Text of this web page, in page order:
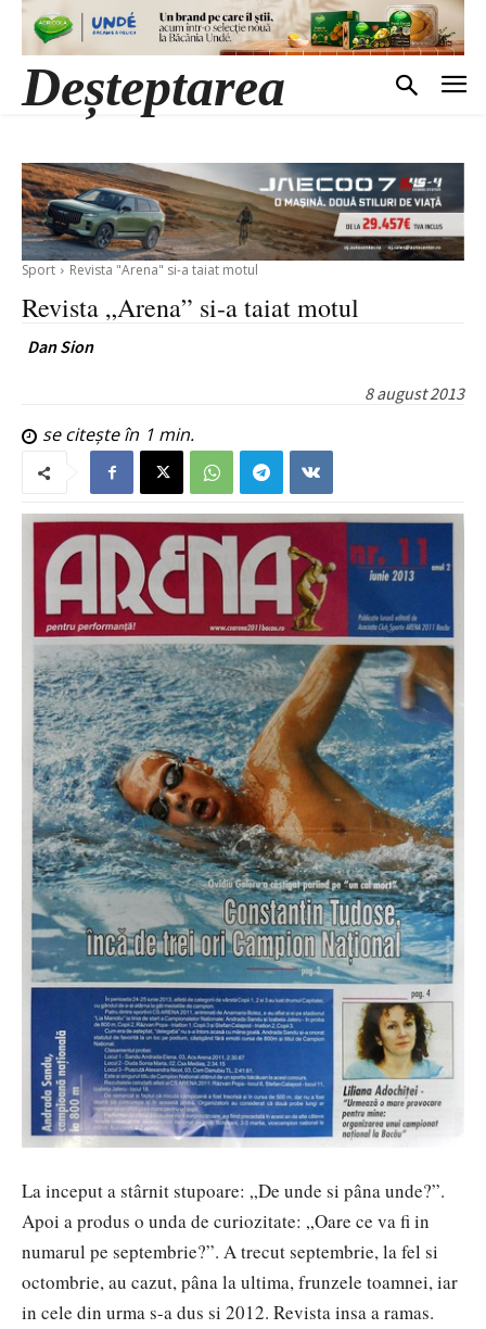
Deșteptarea
Sport Revista "Arena" si-a taiat motul
Revista „Arena” si-a taiat motul
Dan Sion
8 august 2013
se citește în 1 min.
La inceput a stârnit stupoare: „De unde si pâna unde?”.
Apoi a produs o unda de curiozitate: „Oare ce va fi in
numarul pe septembrie?”. A trecut septembrie, la fel si
octombrie, au cazut, pâna la ultima, frunzele toamnei, iar
in cele din urma s-a dus si 2012. Revista insa a ramas.